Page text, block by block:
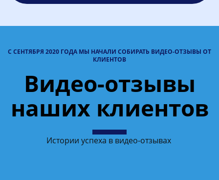
С СЕНТЯБРЯ 2020 ГОДА МЫ НАЧАЛИ СОБИРАТЬ ВИДЕО-ОТЗЫВЫ ОТ
КЛИЕНТОВ
Видео-отзывы
наших клиентов
Истории успеха в видео-отзывах